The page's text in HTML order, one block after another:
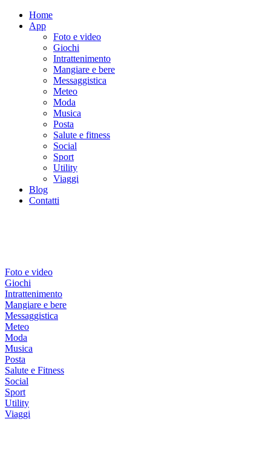
Home
App
Foto e video
Giochi
Intrattenimento
Mangiare e bere
Messaggistica
Meteo
Moda
Musica
Posta
Salute e fitness
Social
Sport
Utility
Viaggi
Blog
Contatti
Foto e video
Giochi
Intrattenimento
Mangiare e bere
Messaggistica
Meteo
Moda
Musica
Posta
Salute e Fitness
Social
Sport
Utility
Viaggi